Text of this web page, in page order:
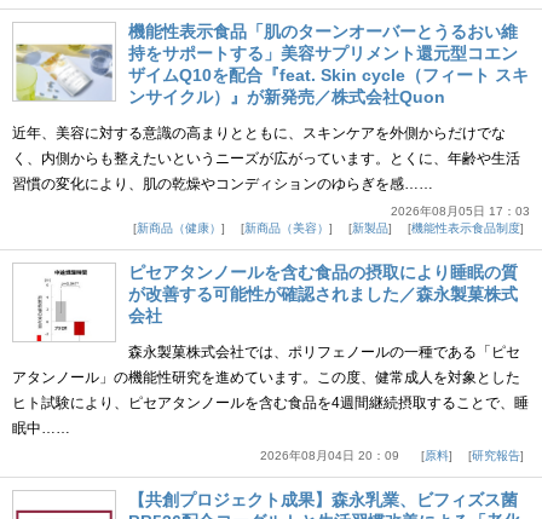
機能性表示食品「肌のターンオーバーとうるおい維
持をサポートする」美容サプリメント還元型コエン
ザイムQ10を配合『feat. Skin cycle（フィート スキ
ンサイクル）』が新発売／株式会社Quon
近年、美容に対する意識の高まりとともに、スキンケアを外側からだけでな
く、内側からも整えたいというニーズが広がっています。とくに、年齢や生活
習慣の変化により、肌の乾燥やコンディションのゆらぎを感……
2026年08月05日 17：03
新商品（健康）
新商品（美容） 新製品 機能性表示食品制度
ピセアタンノールを含む食品の摂取により睡眠の質
が改善する可能性が確認されました／森永製菓株式
会社
森永製菓株式会社では、ポリフェノールの一種である「ピセ
アタンノール」の機能性研究を進めています。この度、健常成人を対象とした
ヒト試験により、ピセアタンノールを含む食品を4週間継続摂取することで、睡
眠中……
2026年08月04日 20：09 原料 研究報告
【共創プロジェクト成果】森永乳業、ビフィズス菌